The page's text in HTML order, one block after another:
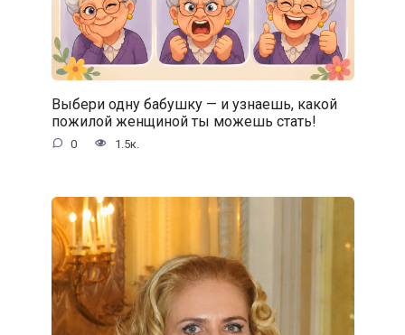
Выбери одну бабушку — и узнаешь, какой
пожилой женщиной ты можешь стать!
0 1.5к.